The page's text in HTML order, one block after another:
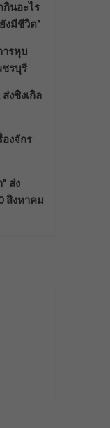
กินอะไร
งมีชีวิต”
ารหุบ
ชรบุรี
งซิงเกิล
องจักร
ส่ง
สิงหาคม